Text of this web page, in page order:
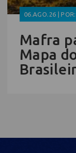
06.AGO.26 |
Mafra
Mapa